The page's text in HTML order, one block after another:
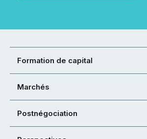
Formation de capital
Marchés
Postnégociation